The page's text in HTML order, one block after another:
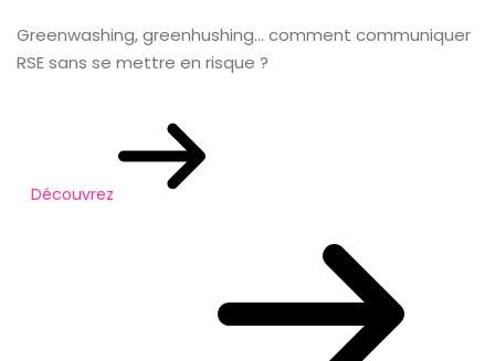
Greenwashing, greenhushing… comment communiquer
RSE sans se mettre en risque ?
Découvrez